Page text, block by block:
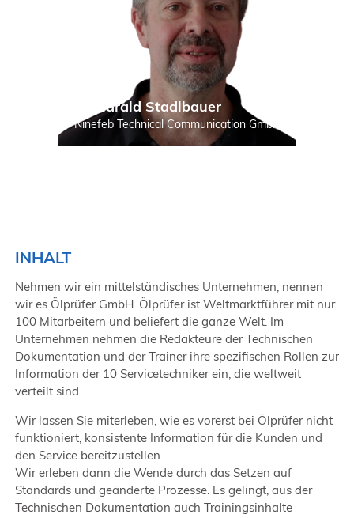
Dr Harald Stadlbauer
Ninefeb Technical Communication GmbH
INHALT
Nehmen wir ein mittelständisches Unternehmen, nennen
wir es Ölprüfer GmbH. Ölprüfer ist Weltmarktführer mit nur
100 Mitarbeitern und beliefert die ganze Welt. Im
Unternehmen nehmen die Redakteure der Technischen
Dokumentation und der Trainer ihre spezifischen Rollen zur
Information der 10 Servicetechniker ein, die weltweit
verteilt sind.
Wir lassen Sie miterleben, wie es vorerst bei Ölprüfer nicht
funktioniert, konsistente Information für die Kunden und
den Service bereitzustellen.
Wir erleben dann die Wende durch das Setzen auf
Standards und geänderte Prozesse. Es gelingt, aus der
Technischen Dokumentation auch Trainingsinhalte